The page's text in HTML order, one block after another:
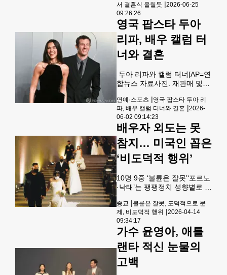
고 있다고 지적했다.6일 공영
방송 NPR은 트럼프 대통령의
백악관 복귀 이후 단행된 급격
한 이민 정
뉴욕 매디슨 스퀘어가든 경기
장에서 열릴 것으로 추정되는
정황들이 나타나고 있다고 뉴
욕타임스(NYT)가 24일 익명의
소식통들을 인용해 보도했
다. 스위프트는 2023년 켈시와
의 연애를 공식적으로 밝혔고
지난해 약혼 소식이 전해졌다.
최근에는 결혼이 임박했다는
보도가 이어져 왔다. 다만, 결
혼식과 관련한 공식적인 발표
는 나오지 않은 상태다. 보도에
따르면 유명 행사 기획사 위닉
프로덕션은 내달 3일 열리
서 결혼식 올릴듯 |2026-06-25
09:26:26
영국 팝스타 두아
리파, 배우 캘럼 터
너와 결혼
두아 리파와 캘럼 터너[AP=연
합뉴스 자료사진. 재판매 및
두아 리파(30)가 영국 배우 캘
럼 터너(36)와 2년여 열애 끝
에 결혼했다.1일 BBC 방송에
따르면 리파와 터너는 지난달
31일 런던의 옛 메릴본 타운홀
건물에서 결혼식을 올렸다. 리
파는 하얀 치마 정장에 챙이 넓
은 모자 차림이었으며 터너는
남색 정장을 입었다. 2024년
초부터 이들의 열애설이 확산
했다. 리파는 지난해 패션지 영
국 보그와 한 인터뷰에서 터너
와 약혼했다고 확인하면서 "정
말 신난다"며 "함께 나이 들고
인생
연예·스포츠 |영국 팝스타 두아 리
파, 배우 캘럼 터너와 결혼 |2026-
06-02 09:14:23
배우자 외도는 못
참지… 미국인 꼽은
‘비도덕적 행위’
10명 9중 ‘불륜은 잘못’‘포르노
·낙태’는 팽팽정치 성향별로 인
적 이슈에 대해 전반적으로 관
대한 입장을 보이는 것으로 나
타났다. 여론조사기관 퓨리서
치 센터가 실시한 설문조사에
서 응답자의 약 75%는 자녀 체
벌이 도덕적으로 문제되지 않
는다고 답했고 약 63%는 의사
의 도움을 받아 생을 마감하는
종교 |불륜은 잘못, 도덕적으로 문
제, 비도덕적 행위 |2026-04-14
09:34:17
가수 윤영아, 애틀
랜타 적신 눈물의
고백